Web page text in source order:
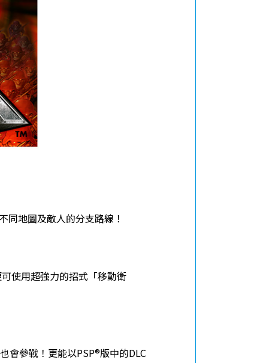
地圖及敵人的分支路線！
使用超強力的招式「移動衛
會參戰！更能以PSP®版中的DLC